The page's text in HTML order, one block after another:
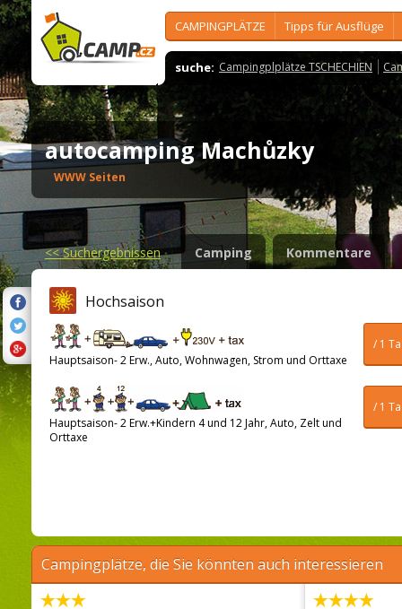
CAMPINGPLÄTZE Tipps für Ausflüge
suche: Campingplplätze TSCHECHIEN
autocamping Machůzky
WWW Seiten
<<Suchergebnissen Camping Kommentare
Hochsaison
/ 1
Hauptsaison- 2 Erw., Auto, Wohnwagen, Strom und Orttaxe
/ 1
Hauptsaison- 2 Erw.+Kindern 4 und 12 Jahr, Auto, Zelt und
Orttaxe
Campingplätze, die Sie könnten auch interessieren